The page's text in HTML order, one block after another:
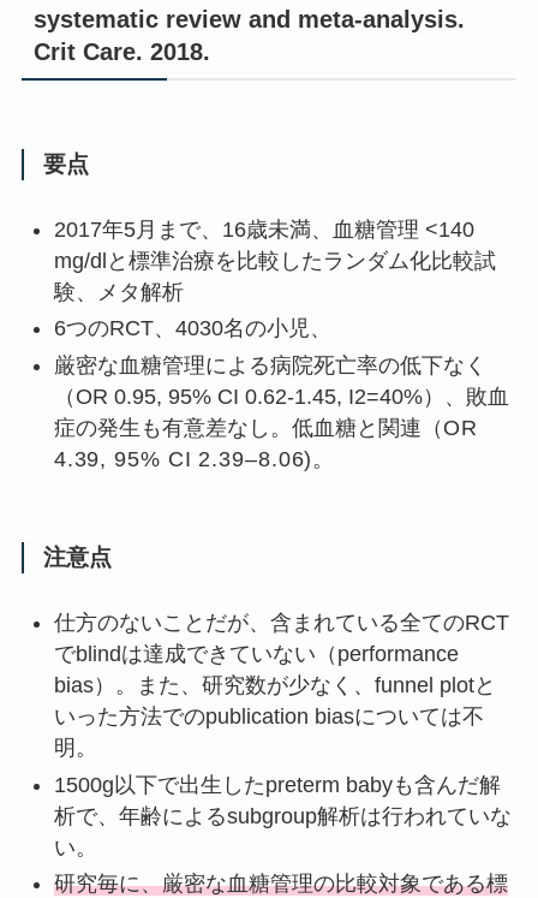
systematic review and meta-analysis.
Crit Care. 2018.
要点
2017年5月まで、16歳未満、血糖管理 <140
mg/dlと標準治療を比較したランダム化比較試
験、メタ解析
6つのRCT、4030名の小児、
厳密な血糖管理による病院死亡率の低下なく
（OR 0.95, 95% CI 0.62-1.45, I2=40%）、敗血
症の発生も有意差なし。低血糖と関連（ OR
4.39, 95% CI 2.39–8.06)。
注意点
仕方のないことだが、含まれている全てのRCT
でblindは達成できていない（performance
bias）。また、研究数が少なく、funnel plotと
いった方法でのpublication biasについては不
明。
1500g以下で出生したpreterm babyも含んだ解
析で、年齢によるsubgroup解析は行われていな
い。
研究毎に、厳密な血糖管理の比較対象である標